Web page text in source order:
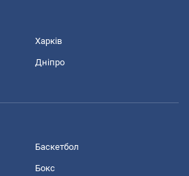
Харків
Дніпро
Баскетбол
Бокс